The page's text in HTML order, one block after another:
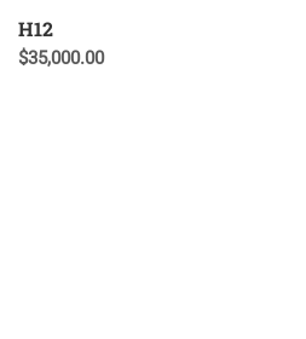
H12
$35,000.00